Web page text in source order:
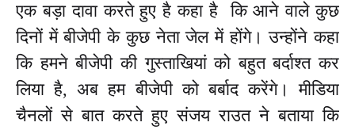
एक बड़ा दावा करते हुए है कहा है कि आने वाले कुछ
दिनों में बीजेपी के कुछ नेता जेल में होंगे। उन्होंने कहा
कि हमने बीजेपी की गुस्ताखियां को बहुत बर्दाश्त कर
लिया है, अब हम बीजेपी को बर्बाद करेंगे। मीडिया
चैनलों से बात करते हुए संजय राउत ने बताया कि